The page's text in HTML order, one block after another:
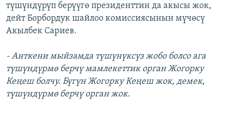
түшүндүрүп берүүгө президенттин да акысы жок,
дейт Борбордук шайлоо комиссиясынын мүчөсү
Акылбек Сариев.
- Анткени мыйзамда түшүнүксүз жобо болсо ага
түшүндүрмө берчү мамлекеттик орган Жогорку
Кеңеш болчу. Бүгүн Жогорку Кеңеш жок, демек,
түшүндүрмө берчү орган жок.